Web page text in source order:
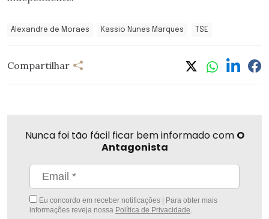
Alexandre de Moraes Kassio Nunes Marques TSE
Compartilhar
Nunca foi tão fácil ficar bem informado com O
Antagonista
Eu concordo em receber notificações | Para obter mais
informações reveja nossa Política de Privacidade.